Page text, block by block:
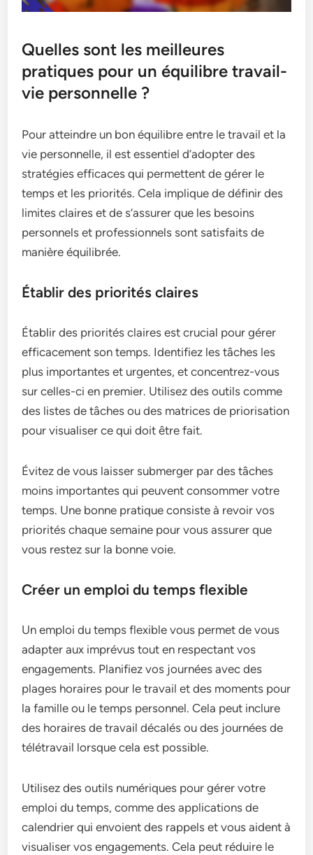
Quelles sont les meilleures
pratiques pour un équilibre travail-
vie personnelle ?
Pour atteindre un bon équilibre entre le travail et la
vie personnelle, il est essentiel d’adopter des
stratégies efficaces qui permettent de gérer le
temps et les priorités. Cela implique de définir des
limites claires et de s’assurer que les besoins
personnels et professionnels sont satisfaits de
manière équilibrée.
Établir des priorités claires
Établir des priorités claires est crucial pour gérer
efficacement son temps. Identifiez les tâches les
plus importantes et urgentes, et concentrez-vous
sur celles-ci en premier. Utilisez des outils comme
des listes de tâches ou des matrices de priorisation
pour visualiser ce qui doit être fait.
Évitez de vous laisser submerger par des tâches
moins importantes qui peuvent consommer votre
temps. Une bonne pratique consiste à revoir vos
priorités chaque semaine pour vous assurer que
vous restez sur la bonne voie.
Créer un emploi du temps flexible
Un emploi du temps flexible vous permet de vous
adapter aux imprévus tout en respectant vos
engagements. Planifiez vos journées avec des
plages horaires pour le travail et des moments pour
la famille ou le temps personnel. Cela peut inclure
des horaires de travail décalés ou des journées de
télétravail lorsque cela est possible.
Utilisez des outils numériques pour gérer votre
emploi du temps, comme des applications de
calendrier qui envoient des rappels et vous aident à
visualiser vos engagements. Cela peut réduire le